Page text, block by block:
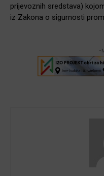
prijevoznih sredstava)
iz Zakona o sigurnosti
-